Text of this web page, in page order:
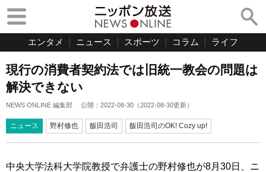
エンタメ ニュース スポーツ コラム ライフ
現行の消費者契約法では旧統一教会の問題は
解決できない
NEWS ONLINE 編集部 公開： 2022-08-30 （2022-08-30更新）
ニュース 野村修也 飯田浩司 飯田浩司のOK! Cozy up!
中央大学法科大学院教授で弁護士の野村修也が8月30日、ニ